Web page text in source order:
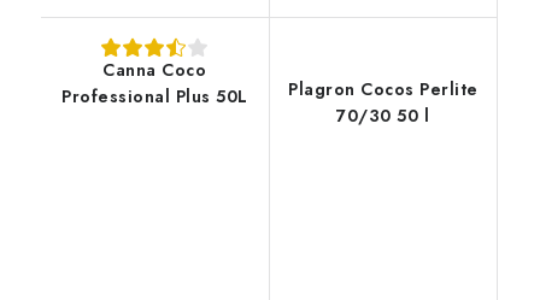
Canna Coco
Professional Plus 50L
Plagron Cocos Perlite
70/30 50 l